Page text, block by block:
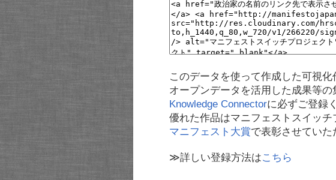
このデータを使って作成した可視化
オープンデータを活用した成果等の
Knowledge Connectorに必ずご登録
優れた作品はマニフェストスイッチ
マニフェスト大賞で表彰させていた
≫詳しい登録方法はこちら